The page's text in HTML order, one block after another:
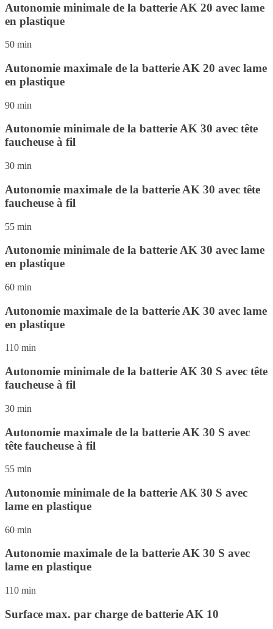
Autonomie minimale de la batterie AK 20 avec lame
en plastique
50 min
Autonomie maximale de la batterie AK 20 avec lame
en plastique
90 min
Autonomie minimale de la batterie AK 30 avec tête
faucheuse à fil
30 min
Autonomie maximale de la batterie AK 30 avec tête
faucheuse à fil
55 min
Autonomie minimale de la batterie AK 30 avec lame
en plastique
60 min
Autonomie maximale de la batterie AK 30 avec lame
en plastique
110 min
Autonomie minimale de la batterie AK 30 S avec tête
faucheuse à fil
30 min
Autonomie maximale de la batterie AK 30 S avec
tête faucheuse à fil
55 min
Autonomie minimale de la batterie AK 30 S avec
lame en plastique
60 min
Autonomie maximale de la batterie AK 30 S avec
lame en plastique
110 min
Surface max. par charge de batterie AK 10